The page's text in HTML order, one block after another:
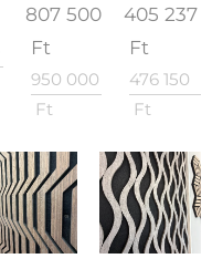
807 500
Ft
950 000
Ft
405 237
Ft
476 150
Ft